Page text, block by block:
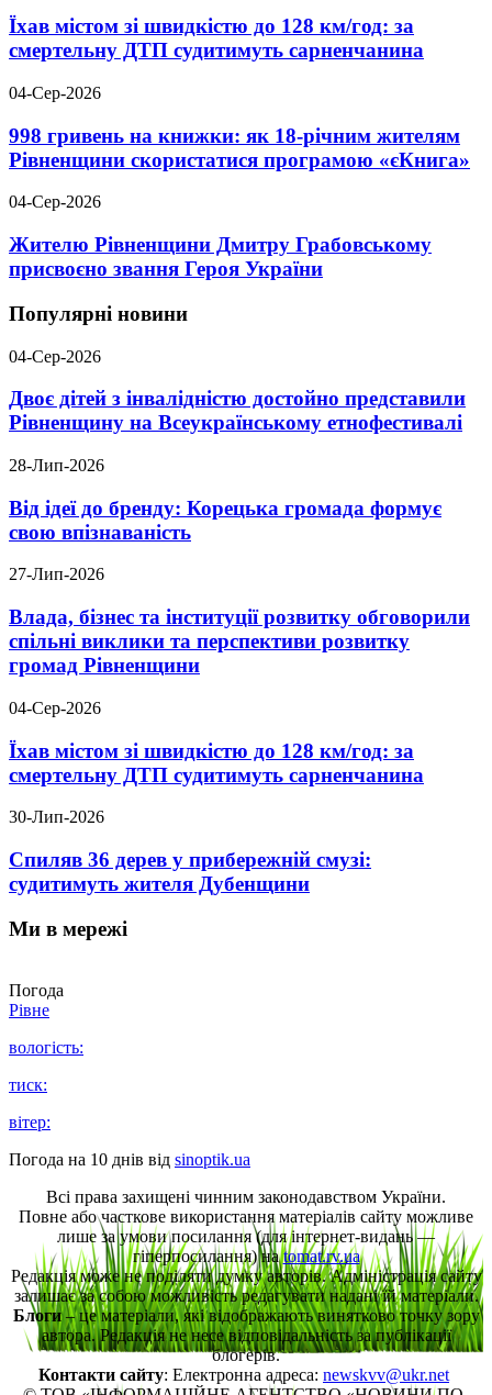
Їхав містом зі швидкістю до 128 км/год: за
смертельну ДТП судитимуть сарненчанина
04-Сер-2026
998 гривень на книжки: як 18-річним жителям
Рівненщини скористатися програмою «єКнига»
04-Сер-2026
Жителю Рівненщини Дмитру Грабовському
присвоєно звання Героя України
Популярні новини
04-Сер-2026
Двоє дітей з інвалідністю достойно представили
Рівненщину на Всеукраїнському етнофестивалі
28-Лип-2026
Від ідеї до бренду: Корецька громада формує
свою впізнаваність
27-Лип-2026
Влада, бізнес та інституції розвитку обговорили
спільні виклики та перспективи розвитку
громад Рівненщини
04-Сер-2026
Їхав містом зі швидкістю до 128 км/год: за
смертельну ДТП судитимуть сарненчанина
30-Лип-2026
Спиляв 36 дерев у прибережній смузі:
судитимуть жителя Дубенщини
Ми в мережі
Погода
Рівне
вологість:
тиск:
вітер:
Погода на 10 днів від sinoptik.ua
Всі права захищені чинним законодавством України.
Повне або часткове використання матеріалів сайту можливе
лише за умови посилання (для інтернет-видань —
гіперпосилання) наtomat.rv.ua
Редакція може не поділяти думку авторів. Адміністрація сайту
залишає за собою можливість редагувати надані їй матеріали.
Блоги– це матеріали, які відображають винятково точку зору
автора. Редакція не несе відповідальність за публікації
блогерів.
Контакти сайту: Електронна адреса: newskvv@ukr.net